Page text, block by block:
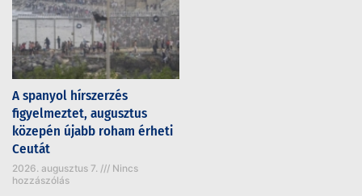
A spanyol hírszerzés
figyelmeztet, augusztus
közepén újabb roham érheti
Ceutát
2026. augusztus 7.
Nincs
hozzászólás